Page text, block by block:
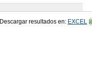
Descargar resultados en: EXCEL